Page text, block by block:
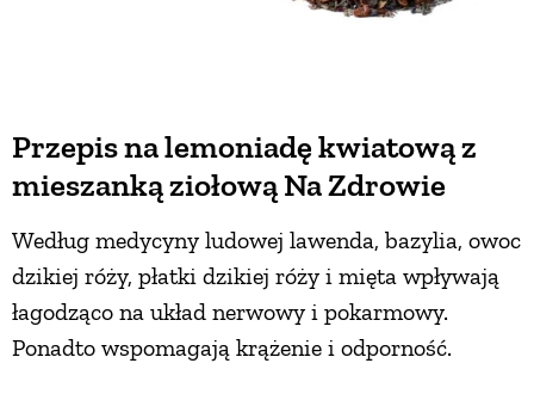
Przepis na lemoniadę kwiatową z
mieszanką ziołową Na Zdrowie
Według medycyny ludowej lawenda, bazylia, owoc
dzikiej róży, płatki dzikiej róży i mięta wpływają
łagodząco na układ nerwowy i pokarmowy.
Ponadto wspomagają krążenie i odporność.
INNE